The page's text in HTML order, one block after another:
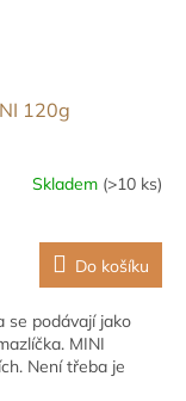
120g
Skladem (>10 ks)
Do košíku
se podávají jako
MINI
Není třeba je